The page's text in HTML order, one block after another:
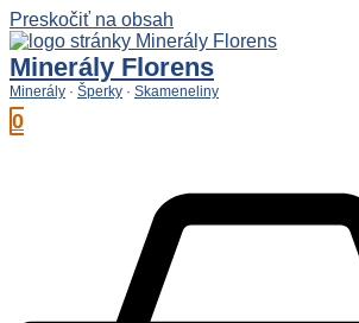
Preskočiť na obsah
Minerály Florens
Minerály · Šperky · Skameneliny
0